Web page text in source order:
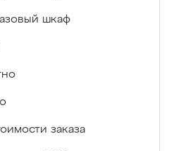
шкаф
заказа